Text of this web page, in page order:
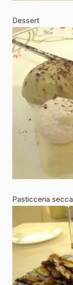
Dessert
Pasticceria secca